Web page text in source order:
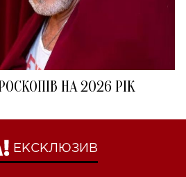
НА 2026 РІК
ЕКСКЛЮЗИВ